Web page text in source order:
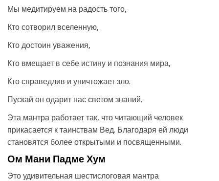
Мы медитируем на радость того,
Кто сотворил вселенную,
Кто достоин уважения,
Кто вмещает в себе истину и познания мира,
Кто справедлив и уничтожает зло.
Пускай он одарит нас светом знаний.
Эта мантра работает так, что читающий человек
прикасается к таинствам Вед. Благодаря ей люди
становятся более открытыми и посвященными.
Ом Мани Падме Хум
Это удивительная шестислоговая мантра